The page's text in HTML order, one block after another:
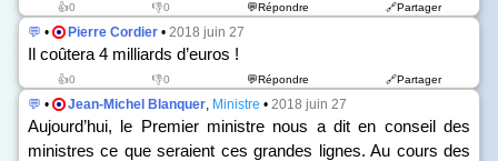
👍0 👎0 💬Répondre 🔗Partager
💬 • Pierre Cordier • 2018 juin 27
Il coûtera 4 milliards d’euros !
👍0 👎0 💬Répondre 🔗Partager
💬 • Jean-Michel Blanquer, Ministre • 2018 juin 27
Aujourd’hui, le Premier ministre nous a dit en conseil des
ministres ce que seraient ces grandes lignes. Au cours des